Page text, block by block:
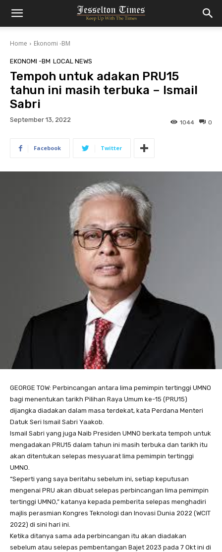
Home Ekonomi -BM
EKONOMI -BM LOCAL NEWS
Tempoh untuk adakan PRU15
tahun ini masih terbuka – Ismail
Sabri
September 13, 2022 0
1044
Facebook Twitter
GEORGE TOW: Perbincangan antara lima pemimpin tertinggi UMNO
bagi menentukan tarikh Pilihan Raya Umum ke-15 (PRU15)
dijangka diadakan dalam masa terdekat, kata Perdana Menteri
Datuk Seri Ismail Sabri Yaakob.
Ismail Sabri yang juga Naib Presiden UMNO berkata tempoh untuk
mengadakan PRU15 dalam tahun ini masih terbuka dan tarikh itu
akan ditentukan selepas mesyuarat lima pemimpin tertinggi
UMNO.
“Seperti yang saya beritahu sebelum ini, setiap keputusan
mengenai PRU akan dibuat selepas perbincangan lima pemimpin
tertinggi UMNO,” katanya kepada pemberita selepas menghadiri
majlis perasmian Kongres Teknologi dan Inovasi Dunia 2022 (WCIT
2022) di sini hari ini.
Ketika ditanya sama ada perbincangan itu akan diadakan
sebelum atau selepas pembentangan Bajet 2023 pada 7 Okt ini di